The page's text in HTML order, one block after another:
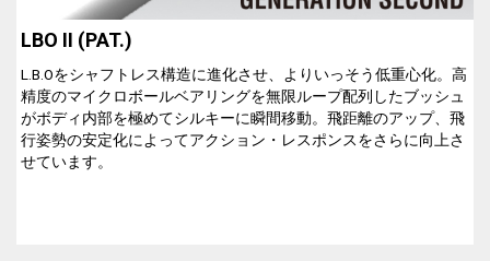
LBO II (PAT.)
L.B.Oをシャフトレス構造に進化させ、よりいっそう低重心化。高
精度のマイクロボールベアリングを無限ループ配列したブッシュ
がボディ内部を極めてシルキーに瞬間移動。飛距離のアップ、飛
行姿勢の安定化によってアクション・レスポンスをさらに向上さ
せています。